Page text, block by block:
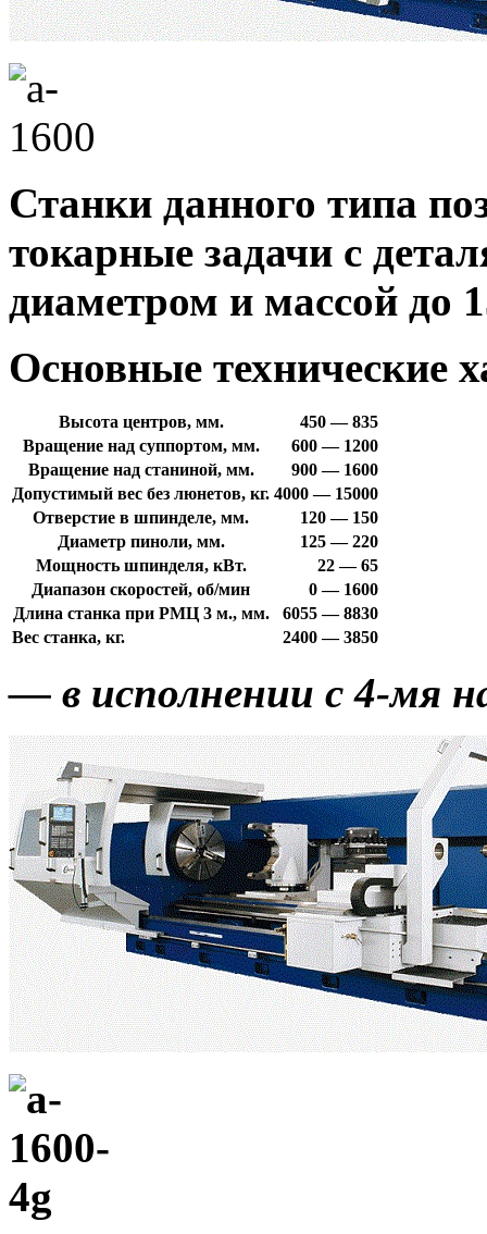
Станки данного типа
токарные задачи с
диаметром и массой до
Основные технические
Высота центров, мм.
450 — 835
Вращение над суппортом, мм.
600 — 1200
Вращение над станиной, мм.
900 — 1600
Допустимый вес без люнетов, кг. 4000 — 15000
Отверстие в шпинделе, мм.
120 — 150
Диаметр пиноли, мм.
125 — 220
Мощность шпинделя, кВт.
22 — 65
Диапазон скоростей, об/мин
0 — 1600
Длина станка при РМЦ 3 м., мм.
6055 — 8830
Вес станка, кг.
2400 — 3850
— в исполнении с 4-мя